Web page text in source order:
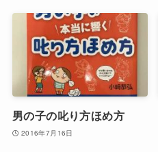
男の子の叱り方ほめ方
2016年7月16日